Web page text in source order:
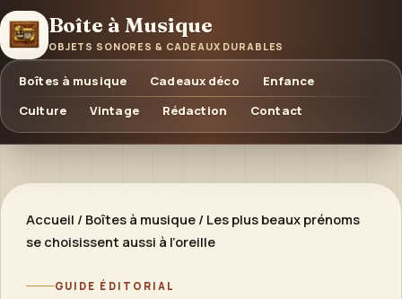
Boîte à Musique
OBJETS SONORES & CADEAUX DURABLES
Boîtes à musique Cadeaux déco
Enfance
Culture
Vintage Rédaction Contact
Accueil / Boîtes à musique / Les plus beaux prénoms
se choisissent aussi à l’oreille
GUIDE ÉDITORIAL